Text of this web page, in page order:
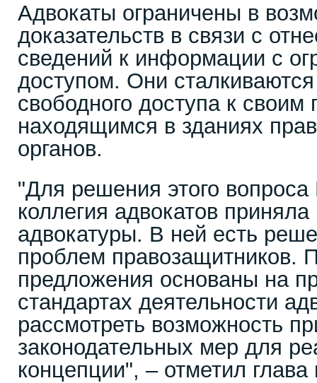
Адвокаты ограничены в
доказательств в связи с
сведений к информации с
доступом. Они
свободного доступа к
находящимся в зданиях
органов.
"Для решения этого вопроса
коллегия адвокатов
адвокатуры. В ней есть
проблем правозащитников.
предложения основаны на
стандартах деятельности
рассмотреть возможность
законодательных мер для
концепции", – отметил глава